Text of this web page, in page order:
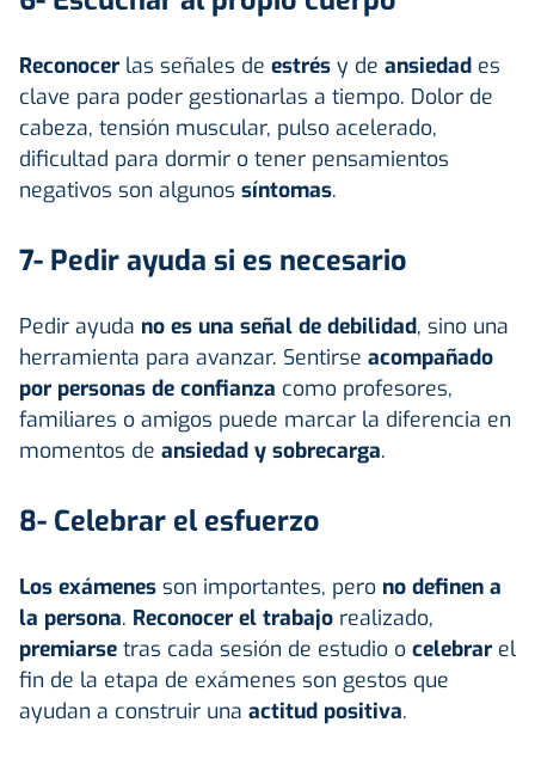
Reconocer las señales de estrés y de ansiedad es
clave para poder gestionarlas a tiempo. Dolor de
cabeza, tensión muscular, pulso acelerado,
dificultad para dormir o tener pensamientos
negativos son algunos síntomas.
7- Pedir ayuda si es necesario
Pedir ayuda no es una señal de debilidad, sino una
herramienta para avanzar. Sentirse acompañado
por personas de confianza como profesores,
familiares o amigos puede marcar la diferencia en
momentos de ansiedad y sobrecarga.
8- Celebrar el esfuerzo
Los exámenes son importantes, pero no definen a
la persona. Reconocer el trabajo realizado,
premiarse tras cada sesión de estudio o celebrar el
fin de la etapa de exámenes son gestos que
ayudan a construir una actitud positiva.